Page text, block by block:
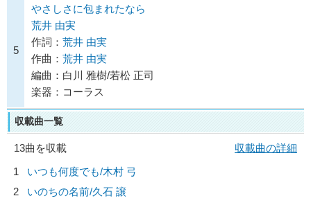
5
やさしさに包まれたなら
荒井 由実
作詞： 荒井 由実
作曲： 荒井 由実
編曲：白川 雅樹/若松 正司
楽器：コーラス
収載曲一覧
13曲を収載
収載曲の詳細
1
いつも何度でも/木村 弓
2
いのちの名前/久石 譲